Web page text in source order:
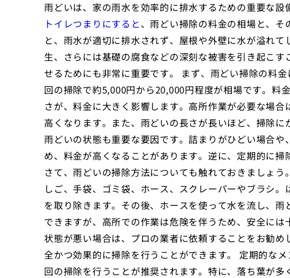
雨どいは、家の雨水を効率的に排水するための重要な設
トイレつまりにすると、雨どい掃除の料金の相場と、
と、雨水が適切に排水されず、屋根や外壁に水が溢れ
生、さらには基礎の腐食などの深刻な被害を引き起こ
せるためにも非常に重要です。 まず、雨どい掃除の料
回の掃除で約5,000円から20,000円程度が相場です。料
さが、料金に大きく影響します。高所作業が必要な場
高くなります。また、雨どいの長さが長いほど、掃除に
雨どいの状態も重要な要因です。詰まりがひどい場合
め、料金が高くなることがあります。逆に、定期的に
さて、雨どいの掃除方法についても触れておきましょ
しご、手袋、ゴミ袋、ホース、スクレーパーやブラシ
を取り除きます。その後、ホースを使って水を流し、
できますが、高所での作業は危険を伴うため、安全に
状態が悪い場合は、プロの業者に依頼することをお勧
全かつ効果的に掃除を行うことができます。 定期的な
回の掃除を行うことが推奨されます。特に、落ち葉が